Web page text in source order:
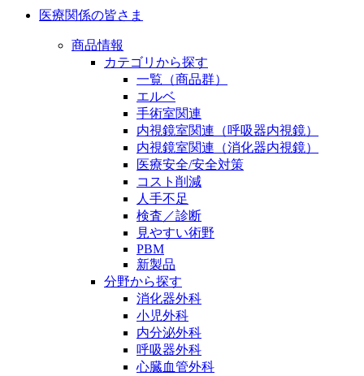
医療関係の皆さま
商品情報
カテゴリから探す
一覧（商品群）
エルベ
手術室関連
内視鏡室関連（呼吸器内視鏡）
内視鏡室関連（消化器内視鏡）
医療安全/安全対策
コスト削減
人手不足
検査／診断
見やすい術野
PBM
新製品
分野から探す
消化器外科
小児外科
内分泌外科
呼吸器外科
心臓血管外科